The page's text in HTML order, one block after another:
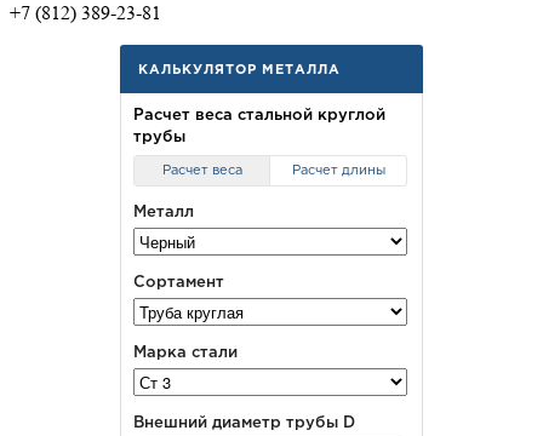
+7 (812) 389-23-81